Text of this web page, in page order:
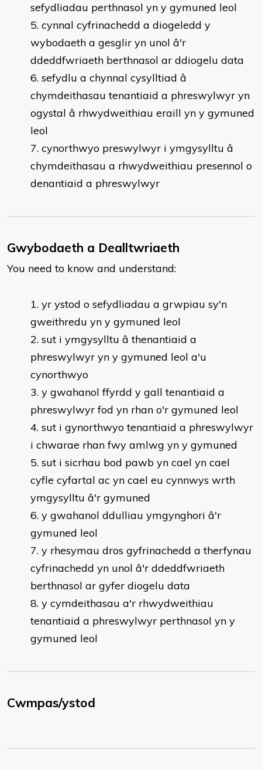
sefydliadau perthnasol yn y gymuned leol
cynnal cyfrinachedd a diogeledd y
wybodaeth a gesglir yn unol â'r
ddeddfwriaeth berthnasol ar ddiogelu data
sefydlu a chynnal cysylltiad â
chymdeithasau tenantiaid a phreswylwyr yn
ogystal â rhwydweithiau eraill yn y gymuned
leol
cynorthwyo preswylwyr i ymgysylltu â
chymdeithasau a rhwydweithiau presennol o
denantiaid a phreswylwyr
Gwybodaeth a Dealltwriaeth
You need to know and understand:
yr ystod o sefydliadau a grwpiau sy'n
gweithredu yn y gymuned leol
sut i ymgysylltu â thenantiaid a
phreswylwyr yn y gymuned leol a'u
cynorthwyo
y gwahanol ffyrdd y gall tenantiaid a
phreswylwyr fod yn rhan o'r gymuned leol
sut i gynorthwyo tenantiaid a phreswylwyr
i chwarae rhan fwy amlwg yn y gymuned
sut i sicrhau bod pawb yn cael yn cael
cyfle cyfartal ac yn cael eu cynnwys wrth
ymgysylltu â'r gymuned
y gwahanol ddulliau ymgynghori â'r
gymuned leol
y rhesymau dros gyfrinachedd a therfynau
cyfrinachedd yn unol â'r ddeddfwriaeth
berthnasol ar gyfer diogelu data
y cymdeithasau a'r rhwydweithiau
tenantiaid a phreswylwyr perthnasol yn y
gymuned leol
Cwmpas/ystod